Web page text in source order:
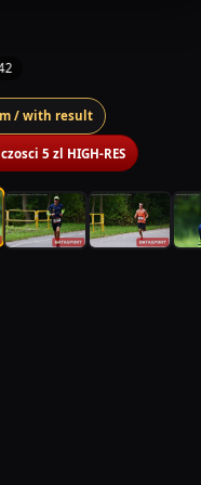
/ with result
5 zl HIGH-RES